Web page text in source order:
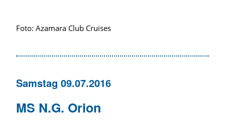
Foto: Azamara Club Cruises
Samstag 09.07.2016
MS N.G. Orion